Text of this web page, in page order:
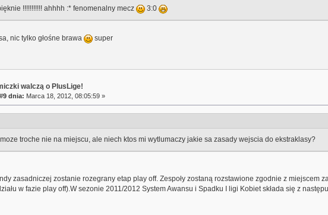
!!!!!!!!!!! ahhhh :* fenomenalny mecz 3:0
nic tylko głośne brawa super
walczą o PlusLige!
dnia: Marca 18, 2012, 08:05:59 »
troche nie na miejscu, ale niech ktos mi wytlumaczy jakie sa zasady wejscia do ekstraklasy?
zasadniczej zostanie rozegrany etap play off. Zespoły zostaną rozstawione zgodnie z miejscem
w fazie play off).W sezonie 2011/2012 System Awansu i Spadku I ligi Kobiet składa się z